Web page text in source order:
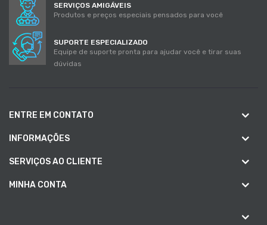
SERVIÇOS AMIGÁVEIS
Produtos e preços especiais pensados para você
SUPORTE ESPECIALIZADO
Equipe de suporte pronta para ajudar você e tirar suas
dúvidas
ENTRE EM CONTATO
INFORMAÇÕES
SERVIÇOS AO CLIENTE
MINHA CONTA